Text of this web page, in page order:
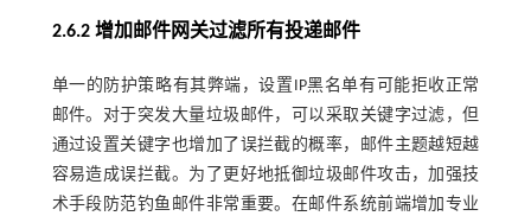
2.6.2 增加邮件网关过滤所有投递邮件
单一的防护策略有其弊端，设置IP黑名单有可能拒收正常
邮件。对于突发大量垃圾邮件，可以采取关键字过滤，但
通过设置关键字也增加了误拦截的概率，邮件主题越短越
容易造成误拦截。为了更好地抵御垃圾邮件攻击，加强技
术手段防范钓鱼邮件非常重要。在邮件系统前端增加专业